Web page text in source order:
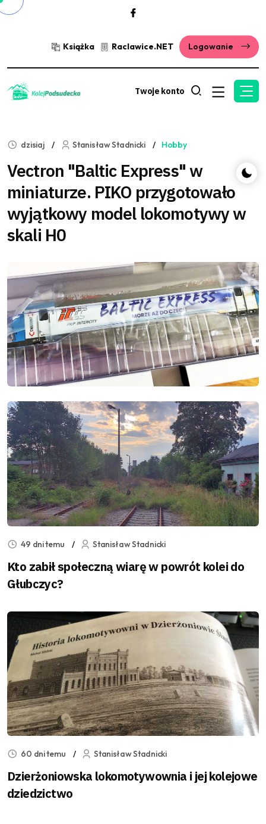
Książka Raclawice.NET Logowanie
Twoje konto
dzisiaj Stanisław Stadnicki Hobby
Vectron "Baltic Express" w
miniaturze. PIKO przygotowało
wyjątkowy model lokomotywy w
skali H0
49 dni temu Stanisław Stadnicki
Kto zabił społeczną wiarę w powrót kolei do
Głubczyc?
60 dni temu Stanisław Stadnicki
Dzierżoniowska lokomotywownia i jej kolejowe
dziedzictwo